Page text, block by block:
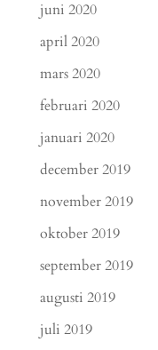
juni 2020
april 2020
mars 2020
februari 2020
januari 2020
december 2019
november 2019
oktober 2019
september 2019
augusti 2019
juli 2019